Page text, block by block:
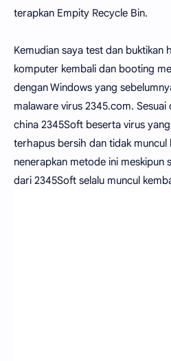
terapkan Empity Recycle Bin.
Kemudian saya test dan buktikan
komputer kembali dan booting
dengan Windows yang
malaware virus 2345.com.
china 2345Soft beserta virus
terhapus bersih dan tidak muncul
nenerapkan metode ini meskipun
dari 2345Soft selalu muncul